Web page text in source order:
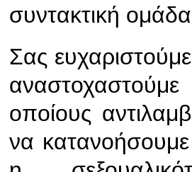
συντακτική
Σας
οποίους
να